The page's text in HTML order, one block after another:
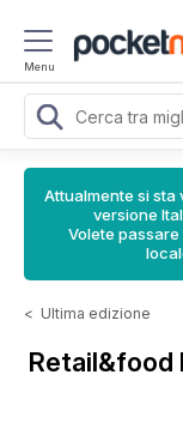
Menu
Attualmente si
versione
Volete
< Ultima edizione
Retail&food